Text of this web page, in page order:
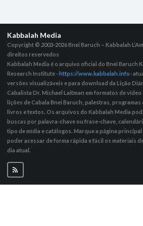
Kabbalah Media
Copyright © 2003-2026Bnei Baruch – Kabbalah
direitos reservedos
Kabbalah Media é o arquivo oficial do Bnei Baruch
Research Institute - https://www.kabbalah.info-
versões visualizáveis ​​e para download da Lição
Cabalista Dr. Michael Laitman em formatos de
lições de Cabala Bnei Baruch, palestras, programas
livros e textos. Os arquivos do Kabbalah Media
buscas por palavra-chave ou frase-chave,
tipo de mídia e catálogos. Marque a página
poder acessar de forma rápida e fácil os materiais
dia atual.